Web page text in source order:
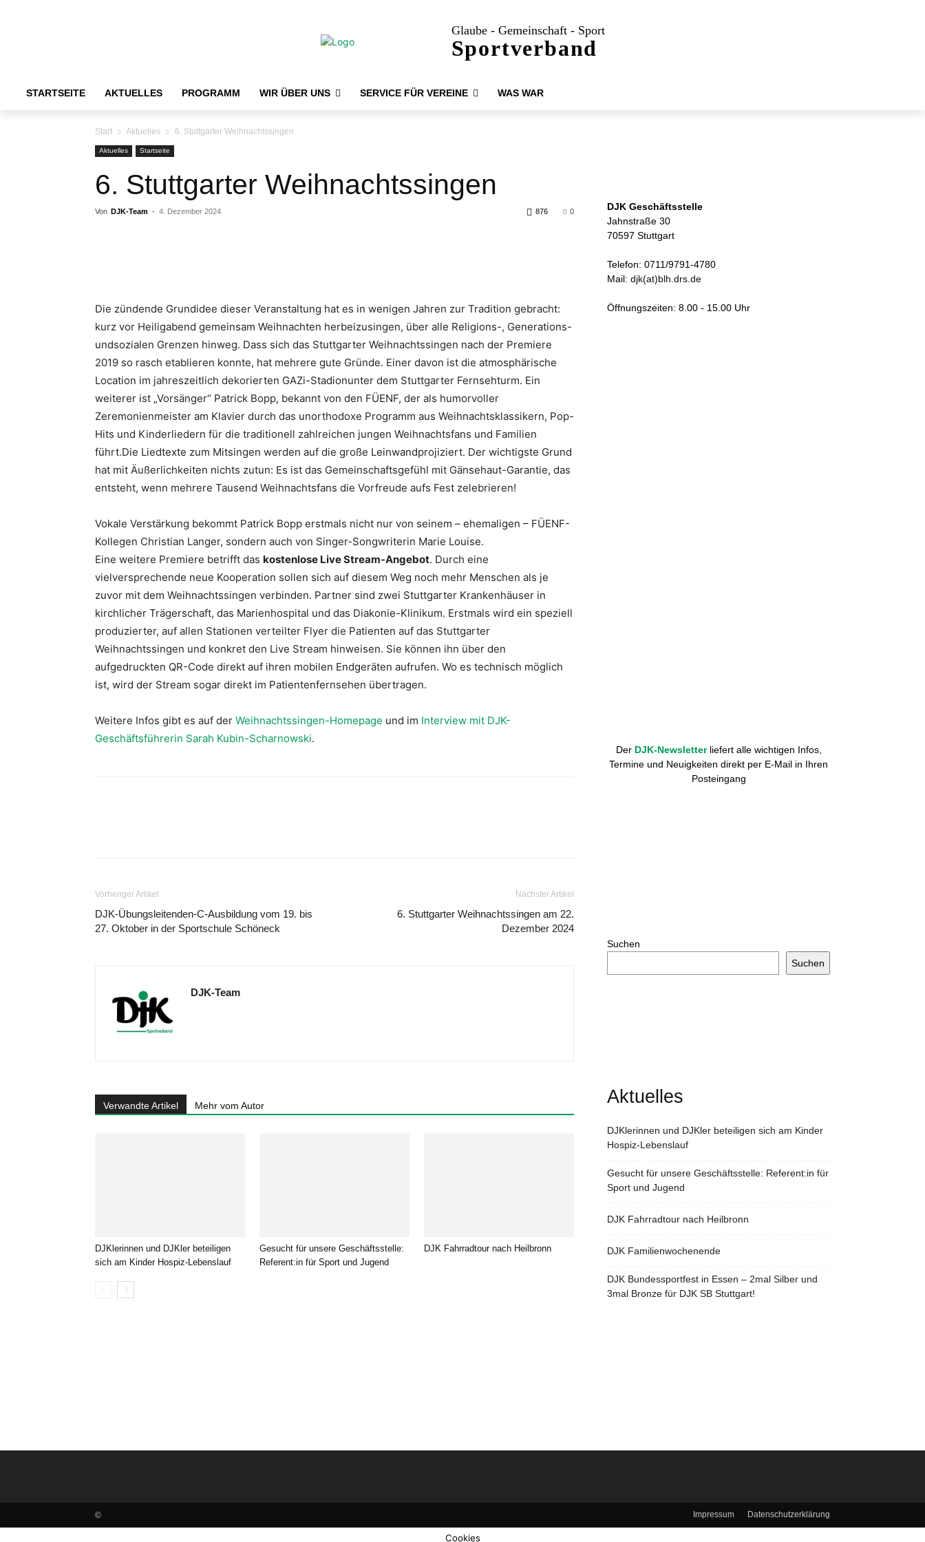
Glaube - Gemeinschaft - Sport
Sportverband
STARTSEITE AKTUELLES PROGRAMM WIR ÜBER UNS SERVICE FÜR VEREINE WAS WAR
Start Aktuelles 6. Stuttgarter Weihnachtssingen
Aktuelles Startseite
6. Stuttgarter Weihnachtssingen
Von DJK-Team - 4. Dezember 2024 0
876
Die zündende Grundidee dieser Veranstaltung hat es in wenigen Jahren zur Tradition gebracht:
kurz vor Heiligabend gemeinsam Weihnachten herbeizusingen, über alle Religions-, Generations-
undsozialen Grenzen hinweg. Dass sich das Stuttgarter Weihnachtssingen nach der Premiere
2019 so rasch etablieren konnte, hat mehrere gute Gründe. Einer davon ist die atmosphärische
Location im jahreszeitlich dekorierten GAZi-Stadionunter dem Stuttgarter Fernsehturm. Ein
weiterer ist „Vorsänger“ Patrick Bopp, bekannt von den FÜENF, der als humorvoller
Zeremonienmeister am Klavier durch das unorthodoxe Programm aus Weihnachtsklassikern, Pop-
Hits und Kinderliedern für die traditionell zahlreichen jungen Weihnachtsfans und Familien
führt.Die Liedtexte zum Mitsingen werden auf die große Leinwandprojiziert. Der wichtigste Grund
hat mit Äußerlichkeiten nichts zutun: Es ist das Gemeinschaftsgefühl mit Gänsehaut-Garantie, das
entsteht, wenn mehrere Tausend Weihnachtsfans die Vorfreude aufs Fest zelebrieren!
Vokale Verstärkung bekommt Patrick Bopp erstmals nicht nur von seinem – ehemaligen – FÜENF-
Kollegen Christian Langer, sondern auch von Singer-Songwriterin Marie Louise.
Eine weitere Premiere betrifft das kostenlose Live Stream-Angebot. Durch eine
vielversprechende neue Kooperation sollen sich auf diesem Weg noch mehr Menschen als je
zuvor mit dem Weihnachtssingen verbinden. Partner sind zwei Stuttgarter Krankenhäuser in
kirchlicher Trägerschaft, das Marienhospital und das Diakonie-Klinikum. Erstmals wird ein speziell
produzierter, auf allen Stationen verteilter Flyer die Patienten auf das Stuttgarter
Weihnachtssingen und konkret den Live Stream hinweisen. Sie können ihn über den
aufgedruckten QR-Code direkt auf ihren mobilen Endgeräten aufrufen. Wo es technisch möglich
ist, wird der Stream sogar direkt im Patientenfernsehen übertragen.
Weitere Infos gibt es auf der Weihnachtssingen-Homepage und im Interview mit DJK-
Geschäftsführerin Sarah Kubin-Scharnowski.
Vorheriger Artikel
DJK-Übungsleitenden-C-Ausbildung vom 19. bis
27. Oktober in der Sportschule Schöneck
Nächster Artikel
6. Stuttgarter Weihnachtssingen am 22.
Dezember 2024
DJK-Team
Verwandte Artikel Mehr vom Autor
DJKlerinnen und DJKler beteiligen
sich am Kinder Hospiz-Lebenslauf
Gesucht für unsere Geschäftsstelle:
Referent:in für Sport und Jugend
DJK Fahrradtour nach Heilbronn
DJK Geschäftsstelle
Jahnstraße 30
70597 Stuttgart
Telefon: 0711/9791-4780
Mail: djk(at)blh.drs.de
Öffnungszeiten: 8.00 - 15.00 Uhr
Der DJK-Newsletterliefert alle wichtigen Infos,
Termine und Neuigkeiten direkt per E-Mail in Ihren
Posteingang
Suchen
Suchen
Aktuelles
DJKlerinnen und DJKler beteiligen sich am Kinder
Hospiz-Lebenslauf
Gesucht für unsere Geschäftsstelle: Referent:in für
Sport und Jugend
DJK Fahrradtour nach Heilbronn
DJK Familienwochenende
DJK Bundessportfest in Essen – 2mal Silber und
3mal Bronze für DJK SB Stuttgart!
Impressum Datenschutzerklärung
©
Cookies